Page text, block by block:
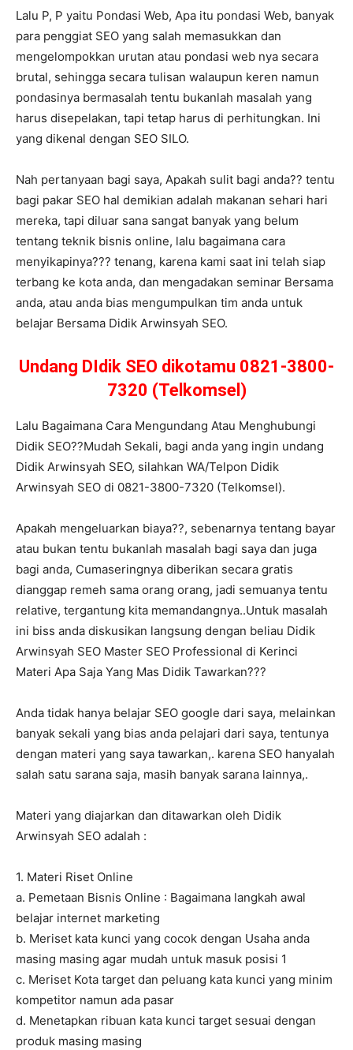
Lalu P, P yaitu Pondasi Web, Apa itu pondasi Web, banyak
para penggiat SEO yang salah memasukkan dan
mengelompokkan urutan atau pondasi web nya secara
brutal, sehingga secara tulisan walaupun keren namun
pondasinya bermasalah tentu bukanlah masalah yang
harus disepelakan, tapi tetap harus di perhitungkan. Ini
yang dikenal dengan SEO SILO.
Nah pertanyaan bagi saya, Apakah sulit bagi anda?? tentu
bagi pakar SEO hal demikian adalah makanan sehari hari
mereka, tapi diluar sana sangat banyak yang belum
tentang teknik bisnis online, lalu bagaimana cara
menyikapinya??? tenang, karena kami saat ini telah siap
terbang ke kota anda, dan mengadakan seminar Bersama
anda, atau anda bias mengumpulkan tim anda untuk
belajar Bersama Didik Arwinsyah SEO.
Undang DIdik SEO dikotamu 0821-3800-
7320 (Telkomsel)
Lalu Bagaimana Cara Mengundang Atau Menghubungi
Didik SEO??Mudah Sekali, bagi anda yang ingin undang
Didik Arwinsyah SEO, silahkan WA/Telpon Didik
Arwinsyah SEO di 0821-3800-7320 (Telkomsel).
Apakah mengeluarkan biaya??, sebenarnya tentang bayar
atau bukan tentu bukanlah masalah bagi saya dan juga
bagi anda, Cumaseringnya diberikan secara gratis
dianggap remeh sama orang orang, jadi semuanya tentu
relative, tergantung kita memandangnya..Untuk masalah
ini biss anda diskusikan langsung dengan beliau Didik
Arwinsyah SEO Master SEO Professional di Kerinci
Materi Apa Saja Yang Mas Didik Tawarkan???
Anda tidak hanya belajar SEO google dari saya, melainkan
banyak sekali yang bias anda pelajari dari saya, tentunya
dengan materi yang saya tawarkan,. karena SEO hanyalah
salah satu sarana saja, masih banyak sarana lainnya,.
Materi yang diajarkan dan ditawarkan oleh Didik
Arwinsyah SEO adalah :
1. Materi Riset Online
a. Pemetaan Bisnis Online : Bagaimana langkah awal
belajar internet marketing
b. Meriset kata kunci yang cocok dengan Usaha anda
masing masing agar mudah untuk masuk posisi 1
c. Meriset Kota target dan peluang kata kunci yang minim
kompetitor namun ada pasar
d. Menetapkan ribuan kata kunci target sesuai dengan
produk masing masing